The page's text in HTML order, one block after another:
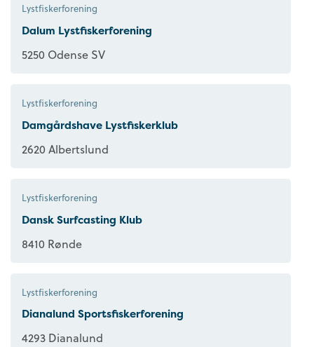
Lystfiskerforening
Dalum Lystfiskerforening
5250 Odense SV
Lystfiskerforening
Damgårdshave Lystfiskerklub
2620 Albertslund
Lystfiskerforening
Dansk Surfcasting Klub
8410 Rønde
Lystfiskerforening
Dianalund Sportsfiskerforening
4293 Dianalund